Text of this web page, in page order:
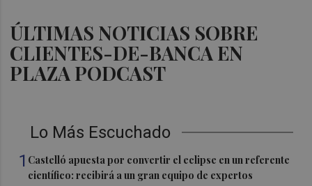
ÚLTIMAS NOTICIAS SOBRE
CLIENTES-DE-BANCA EN
PLAZA PODCAST
Lo Más Escuchado
1 Castelló apuesta por convertir el eclipse en un referente
científico: recibirá a un gran equipo de expertos